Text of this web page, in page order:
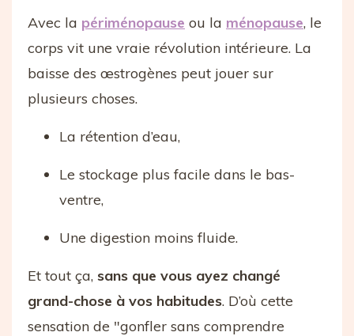
Avec la périménopause ou la ménopause, le
corps vit une vraie révolution intérieure. La
baisse des œstrogènes peut jouer sur
plusieurs choses.
La rétention d’eau,
Le stockage plus facile dans le bas-
ventre,
Une digestion moins fluide.
Et tout ça, sans que vous ayez changé
grand-chose à vos habitudes. D’où cette
sensation de "gonfler sans comprendre